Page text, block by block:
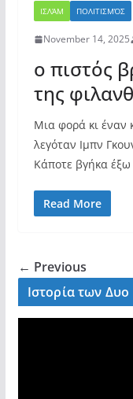
ΙΣΛΆΜ ΠΟΛΙΤΙΣΜΌΣ
November 14, 2025
ο πιστός
της
Μια φορά κι έναν
λεγόταν Ιμπν
Κάποτε βγήκα
Read More
← Previous
Ιστορία των